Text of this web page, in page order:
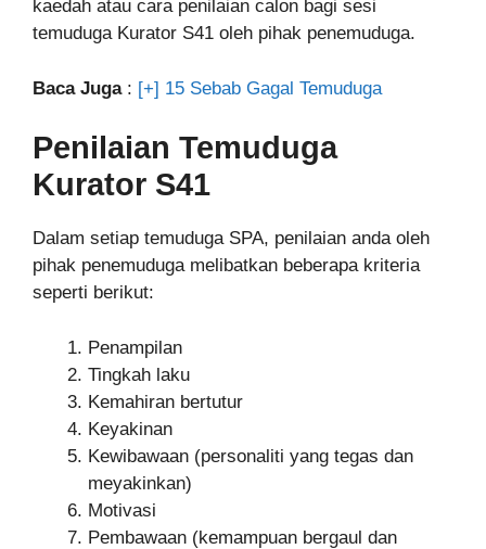
kaedah atau cara penilaian calon bagi sesi
temuduga Kurator S41 oleh pihak penemuduga.
Baca Juga: [+] 15 Sebab Gagal Temuduga
Penilaian Temuduga
Kurator S41
Dalam setiap temuduga SPA, penilaian anda oleh
pihak penemuduga melibatkan beberapa kriteria
seperti berikut:
Penampilan
Tingkah laku
Kemahiran bertutur
Keyakinan
Kewibawaan (personaliti yang tegas dan
meyakinkan)
Motivasi
Pembawaan (kemampuan bergaul dan